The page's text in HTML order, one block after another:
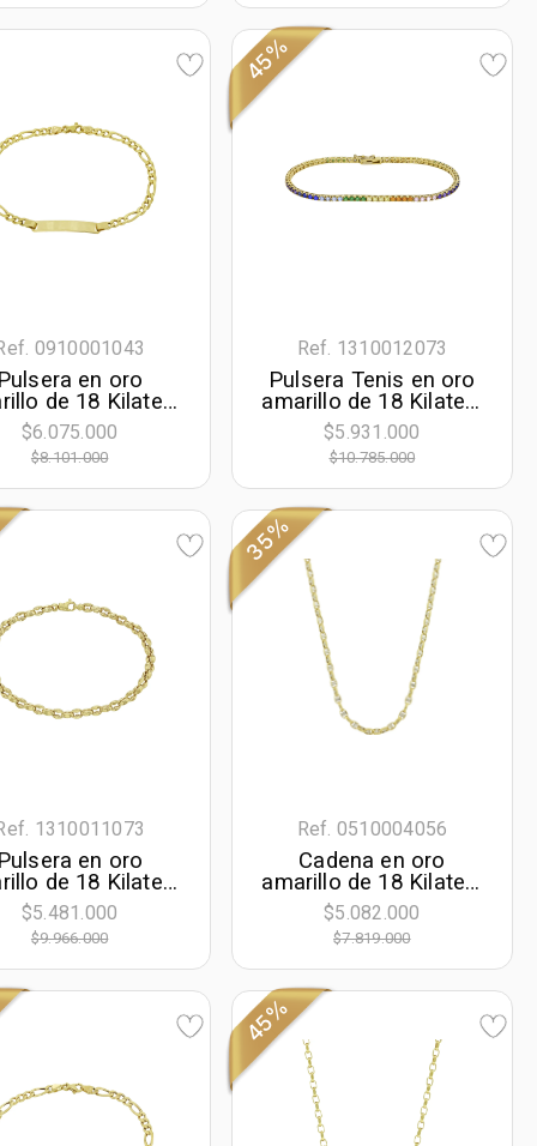
0910001043
Pulsera en oro
de 18 Kilates,
1-3, 19 cm. de
3.50 mm. de
ancho
$6.075.000
$8.101.000
45%
Ref. 1310012073
Pulsera Tenis en oro
amarillo de 18 Kilates,
con zircones de
colores
$5.931.000
$10.785.000
1310011073
Pulsera en oro
de 18 Kilates,
cm. de largo, 4.50
mm. de ancho
$5.481.000
$9.966.000
35%
Ref. 0510004056
Cadena en oro
amarillo de 18 Kilates,
Ancla, 50 cm. de
largo, 3 mm. de ancho
$5.082.000
$7.819.000
45%